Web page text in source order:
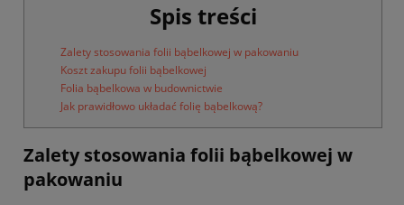
Spis treści
Zalety stosowania folii bąbelkowej w pakowaniu
Koszt zakupu folii bąbelkowej
Folia bąbelkowa w budownictwie
Jak prawidłowo układać folię bąbelkową?
Zalety stosowania folii bąbelkowej w
pakowaniu